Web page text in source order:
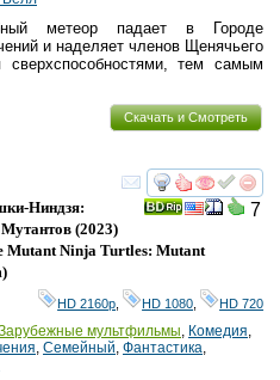
метеор падает в Городе
и наделяет членов Щенячьего
сверхспособностями, тем самым
Скачать и Смотреть
смотреть
7
Ниндзя:
(2023)
Mutant Ninja Turtles: Mutant
)
HD 2160р HD 1080 HD 720
мультфильмы Комедия
Семейный Фантастика